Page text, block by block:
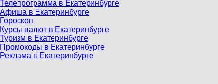
Телепрограмма в Екатеринбурге
Афиша в Екатеринбурге
Гороскоп
Курсы валют в Екатеринбурге
Туризм в Екатеринбурге
Промокоды в Екатеринбурге
Реклама в Екатеринбурге